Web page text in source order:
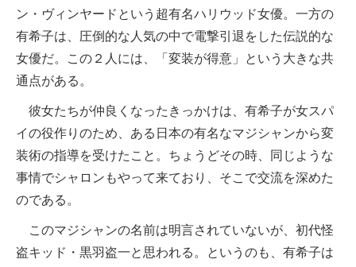
ン・ヴィンヤードという超有名ハリウッド女優。一方の
有希子は、圧倒的な人気の中で電撃引退をした伝説的な
女優だ。この２人には、「変装が得意」という大きな共
通点がある。
彼女たちが仲良くなったきっかけは、有希子が女スパ
イの役作りのため、ある日本の有名なマジシャンから変
装術の指導を受けたこと。ちょうどその時、同じような
事情でシャロンもやって来ており、そこで交流を深めた
のである。
このマジシャンの名前は明言されていないが、初代怪
盗キッド・黒羽盗一と思われる。というのも、有希子は